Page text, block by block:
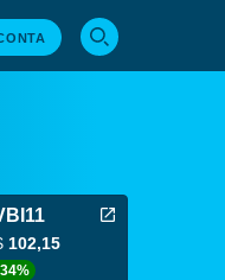
102,15